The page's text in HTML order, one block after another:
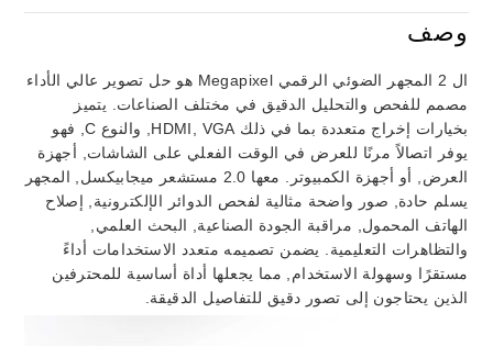
وصف
ال 2 المجهر الضوئي الرقمي Megapixel هو حل تصوير عالي الأداء
مصمم للفحص والتحليل الدقيق في مختلف الصناعات. يتميز
بخيارات إخراج متعددة بما في ذلك HDMI, VGA, والنوع C, فهو
يوفر اتصالاً مرنًا للعرض في الوقت الفعلي على الشاشات, أجهزة
العرض, أو أجهزة الكمبيوتر. معها 2.0 مستشعر ميجابيكسل, المجهر
يسلم حادة, صور واضحة مثالية لفحص الدوائر الإلكترونية, إصلاح
الهاتف المحمول, مراقبة الجودة الصناعية, البحث العلمي,
والتظاهرات التعليمية. يضمن تصميمه متعدد الاستخدامات أداءً
مستقرًا وسهولة الاستخدام, مما يجعلها أداة أساسية للمحترفين
الذين يحتاجون إلى تصور دقيق للتفاصيل الدقيقة.